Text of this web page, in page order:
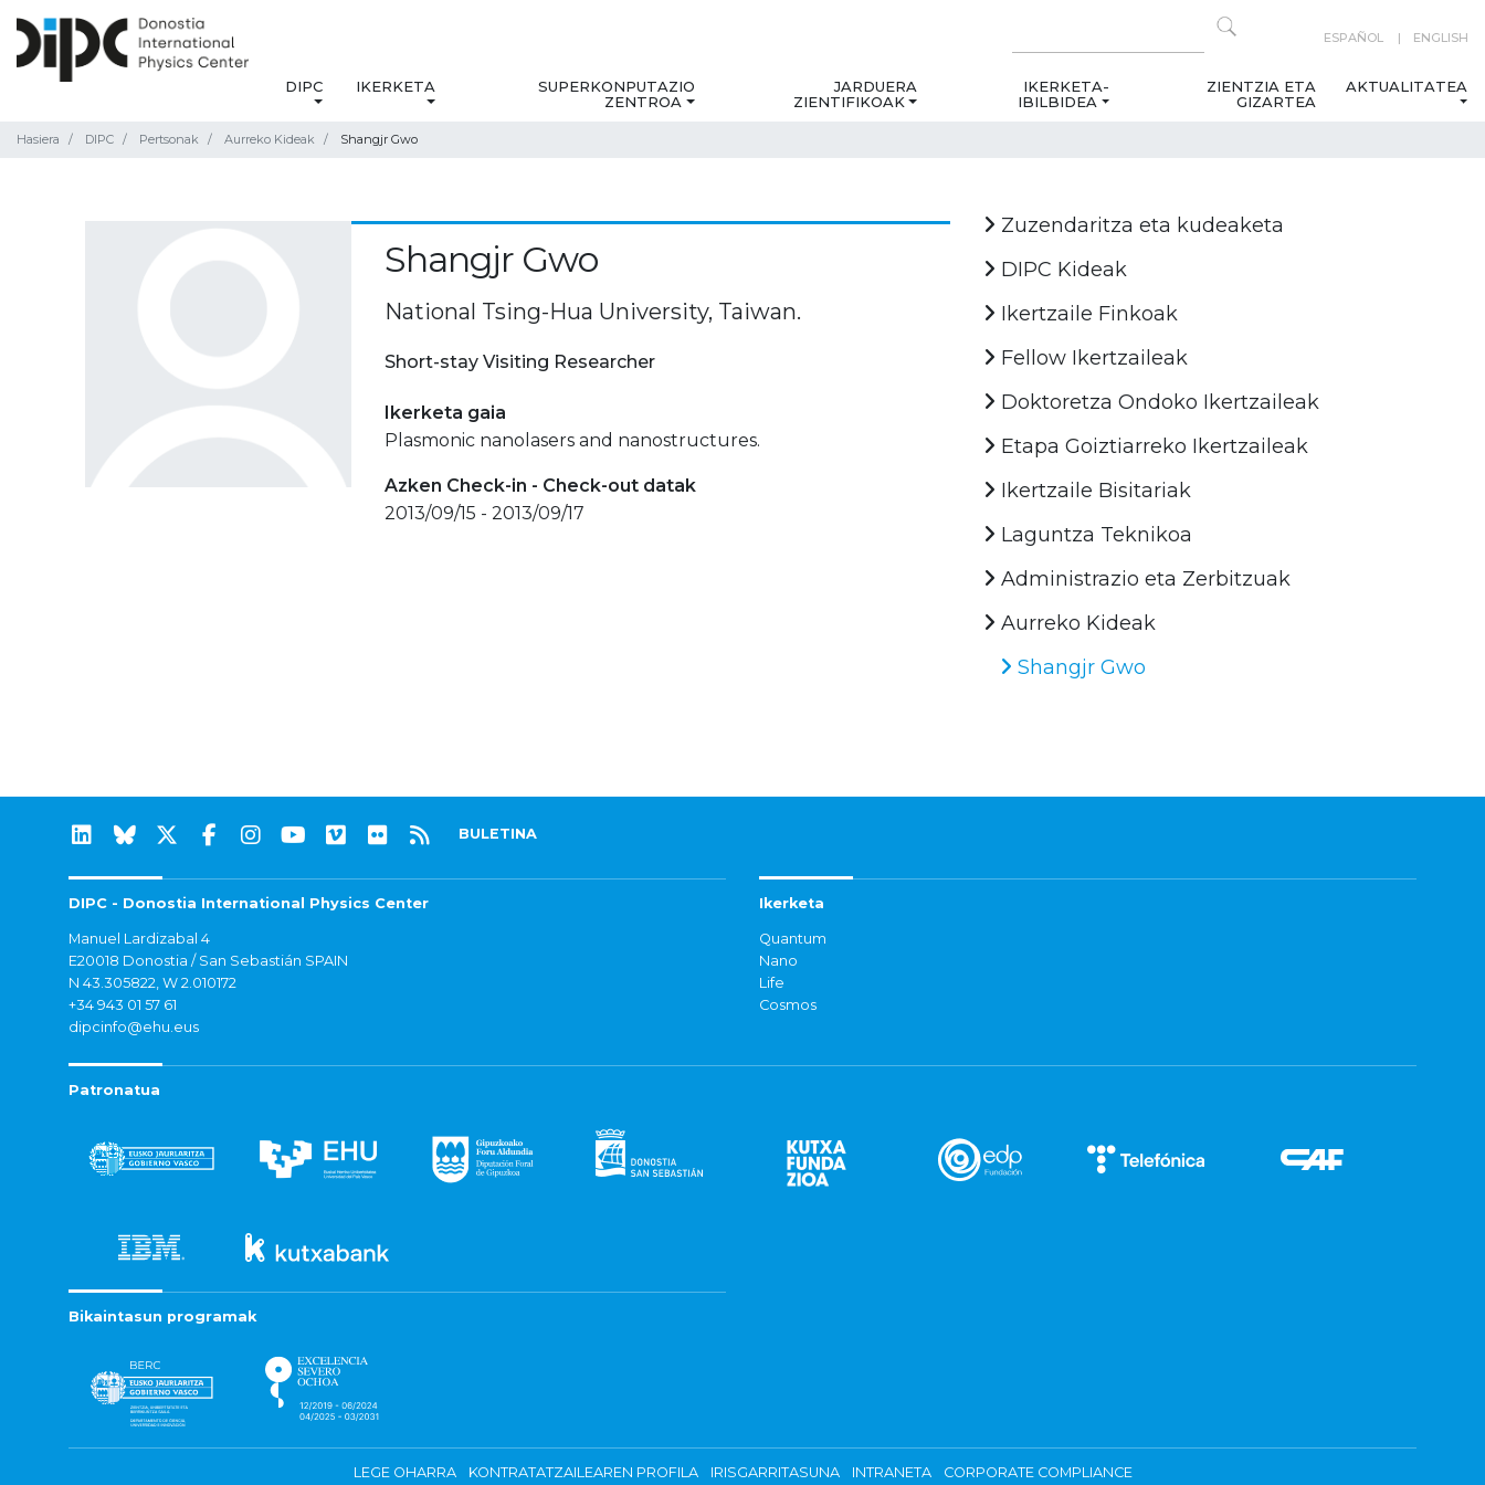
ESPAÑOL ENGLISH
DIPC IKERKETA
SUPERKONPUTAZIO
ZENTROA
JARDUERA
ZIENTIFIKOAK
IKERKETA-
IBILBIDEA
ZIENTZIA ETA
GIZARTEA
AKTUALITATEA
Hasiera DIPC Pertsonak Aurreko Kideak Shangjr Gwo
Shangjr Gwo
National Tsing-Hua University, Taiwan.
Short-stay Visiting Researcher
Ikerketa gaia
Plasmonic nanolasers and nanostructures.
Azken Check-in - Check-out datak
2013/09/15 - 2013/09/17
Zuzendaritza eta kudeaketa
DIPC Kideak
Ikertzaile Finkoak
Fellow Ikertzaileak
Doktoretza Ondoko Ikertzaileak
Etapa Goiztiarreko Ikertzaileak
Ikertzaile Bisitariak
Laguntza Teknikoa
Administrazio eta Zerbitzuak
Aurreko Kideak
Shangjr Gwo
BULETINA
DIPC - Donostia International Physics Center
Manuel Lardizabal 4
E20018 Donostia / San Sebastián SPAIN
N 43.305822, W 2.010172
+34 943 01 57 61
dipcinfo@ehu.eus
Ikerketa
Quantum
Nano
Life
Cosmos
Patronatua
Bikaintasun programak
LEGE OHARRA KONTRATATZAILEAREN PROFILA IRISGARRITASUNA INTRANETA CORPORATE COMPLIANCE